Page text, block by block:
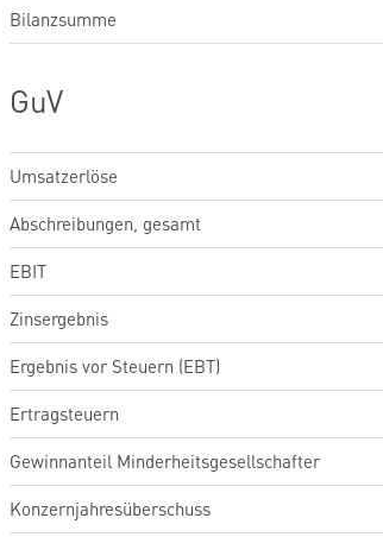
Bilanzsumme
GuV
Umsatzerlöse
Abschreibungen, gesamt
EBIT
Zinsergebnis
Ergebnis vor Steuern (EBT)
Ertragsteuern
Gewinnanteil Minderheitsgesellschafter
Konzernjahresüberschuss